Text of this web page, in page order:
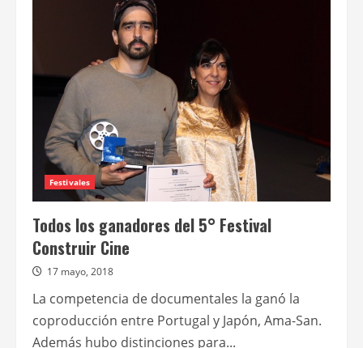
Festival
Construir
Cine
llega
las
cárceles
Festivales
Todos los ganadores del 5° Festival
Construir Cine
17 mayo, 2018
La competencia de documentales la ganó la
coproducción entre Portugal y Japón, Ama-San.
Además hubo distinciones para...